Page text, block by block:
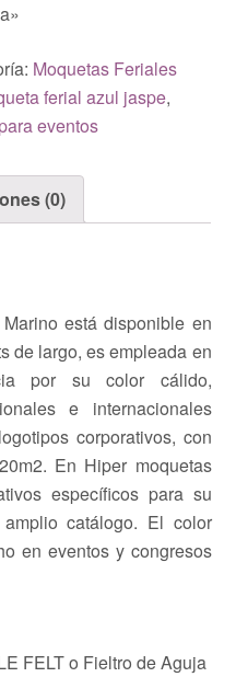
Moquetas Feriales
ferial azul jaspe,
eventos
(0)
está disponible en
de largo, es empleada en
por su color cálido,
e internacionales
corporativos, con
En Hiper moquetas
específicos para su
catálogo. El color
en eventos y congresos
FELT o Fieltro de Aguja